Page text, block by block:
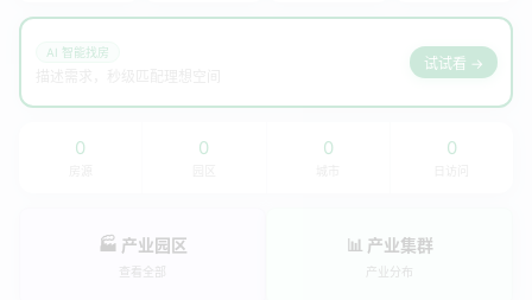
AI 智能找房
试试看 →
0 0 0 0
🏭 产业园区
查看全部
📊 产业集群
产业分布